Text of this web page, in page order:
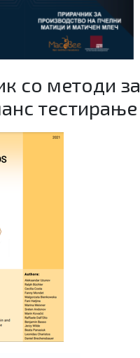
со методи за
тестирање